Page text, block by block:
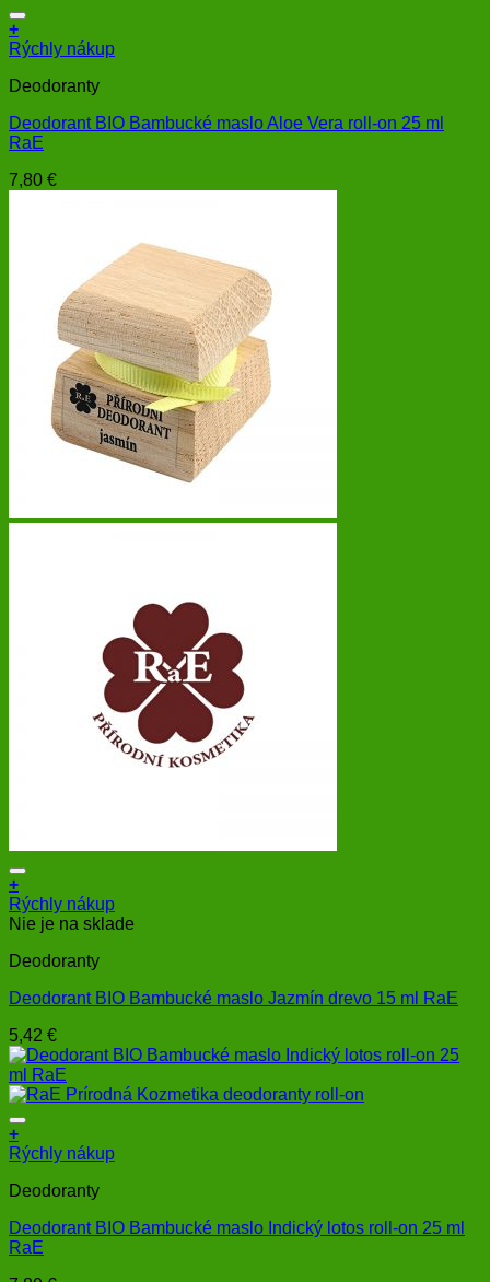
+
Rýchly nákup
Deodoranty
Deodorant BIO Bambucké maslo Aloe Vera roll-on 25 ml
RaE
7,80 €
+
Rýchly nákup
Nie je na sklade
Deodoranty
Deodorant BIO Bambucké maslo Jazmín drevo 15 ml RaE
5,42 €
+
Rýchly nákup
Deodoranty
Deodorant BIO Bambucké maslo Indický lotos roll-on 25 ml
RaE